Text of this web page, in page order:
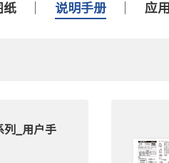
纸 说明手册 应
列_用户手